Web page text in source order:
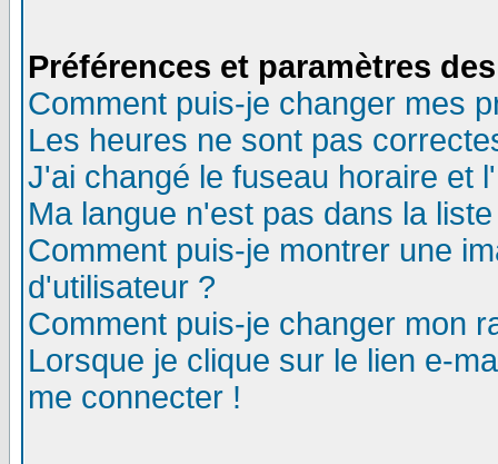
Préférences et paramètres
Comment puis-je changer mes
Les heures ne sont pas
J'ai changé le fuseau horaire et
Ma langue n'est pas dans la
Comment puis-je montrer une
d'utilisateur ?
Comment puis-je changer mon
Lorsque je clique sur le lien e-
me connecter !